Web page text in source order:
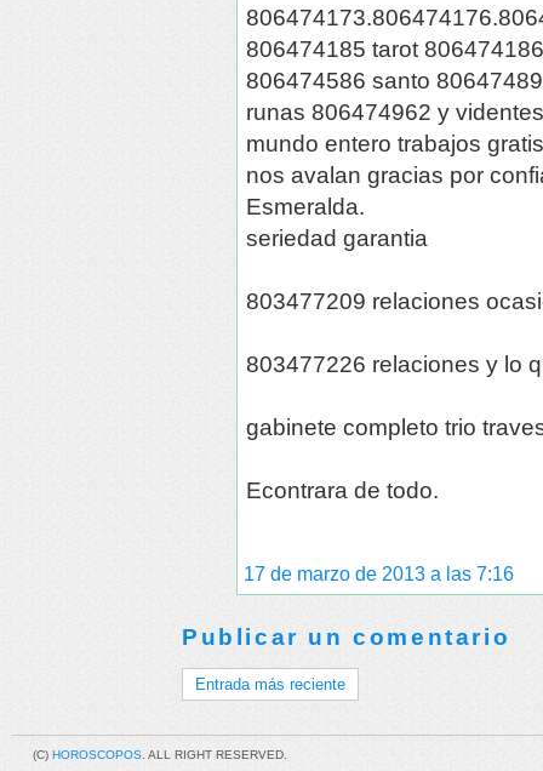
806474185 tarot
806474586 santo
runas 806474962 y
mundo entero trabajos
nos avalan gracias por
Esmeralda.
seriedad garantia
803477209 relaciones
803477226 relaciones y lo
gabinete completo trio
Econtrara de todo.
17 de marzo de 2013 a las 7:16
Publicar un comentario
Entrada más reciente
(C) HOROSCOPOS . ALL RIGHT RESERVED.